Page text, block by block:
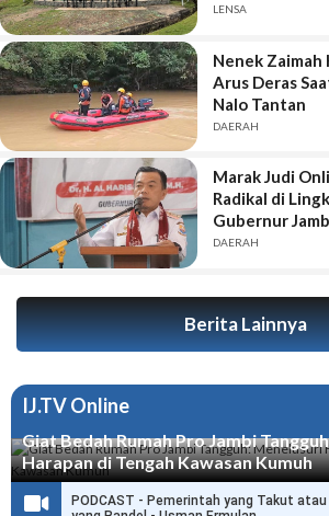
Keselamatan
LENSA
Nenek
Arus Deras
Nalo Tantan
DAERAH
Marak Judi
Radikal di
Gubernur
Bentengi Diri
DAERAH
Berita Lainnya
IJ.TV Online
Giat Bedah Rumah Pro Jambi
Harapan di Tengah Kawasan Kumuh
PODCAST - Pemerintah yang Takut